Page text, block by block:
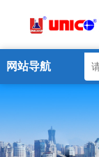
网站导航